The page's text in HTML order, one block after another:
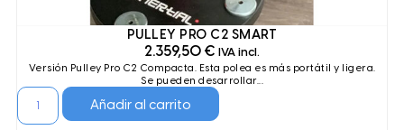
PULLEY PRO C2 SMART
2.359,50 € IVA incl.
Versión Pulley Pro C2 Compacta. Esta polea es más portátil y ligera.
Se pueden desarrollar...
Añadir al carrito